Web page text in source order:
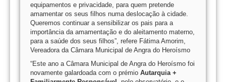
equipamentos e privacidade, para quem pretende
amamentar os seus filhos numa deslocação à cidade.
Queremos continuar a sensibilizar os pais para a
importância da amamentação e do aleitamento materno,
para a saúde dos seus filhos”, refere Fátima Amorim,
Vereadora da Câmara Municipal de Angra do Heroísmo
“Este ano a Câmara Municipal de Angra do Heroísmo foi
novamente galardoada com o prémio Autarquia +